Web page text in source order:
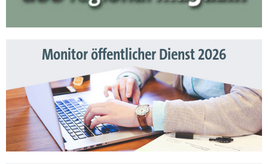
Monitor öffentlicher Dienst 2026